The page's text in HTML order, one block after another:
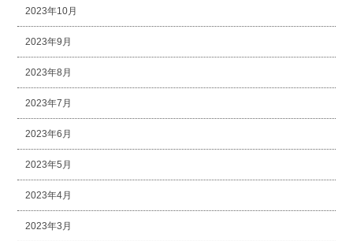
2023年10月
2023年9月
2023年8月
2023年7月
2023年6月
2023年5月
2023年4月
2023年3月